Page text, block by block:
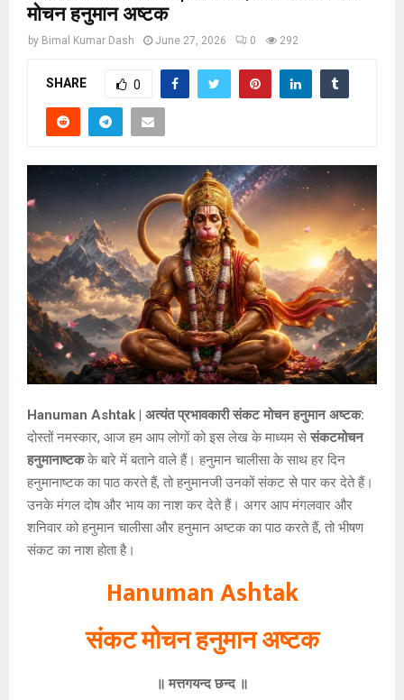
मोचन हनुमान अष्टक
by Bimal Kumar Dash June 27, 2026 0 292
SHARE 0
Hanuman Ashtak | अत्यंत प्रभावकारी संकट मोचन हनुमान अष्टक:
दोस्तों नमस्कार, आज हम आप लोगों को इस लेख के माध्यम से संकटमोचन
हनुमानाष्टकके बारे में बताने वाले हैं। हनुमान चालीसा के साथ हर दिन
हनुमानाष्टक का पाठ करते हैं, तो हनुमानजी उनकों संकट से पार कर देते हैं।
उनके मंगल दोष और भाय का नाश कर देते हैं। अगर आप मंगलवार और
शनिवार को हनुमान चालीसा और हनुमान अष्टक का पाठ करते हैं, तो भीषण
संकट का नाश होता है।
Hanuman Ashtak
संकट मोचन हनुमान अष्टक
॥ मत्तगयन्द छन्द ॥